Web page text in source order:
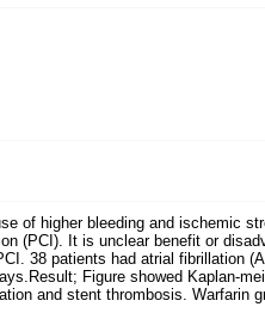
of higher bleeding and ischemic
(PCI). It is unclear benefit or
38 patients had atrial fibrillation
Figure showed Kaplan-
and stent thrombosis. Warfarin